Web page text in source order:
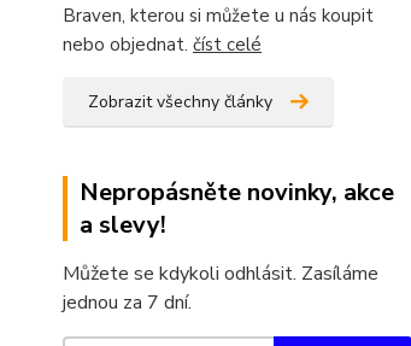
Braven, kterou si můžete u nás koupit
nebo objednat. číst celé
Zobrazit všechny články
Nepropásněte novinky, akce
a slevy!
Můžete se kdykoli odhlásit. Zasíláme
jednou za 7 dní.